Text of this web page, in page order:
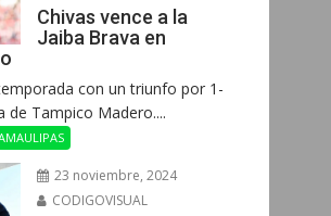
Chivas vence a la
Jaiba Brava en
con un triunfo por 1-
de Tampico Madero....
23 noviembre, 2024
CODIGOVISUAL